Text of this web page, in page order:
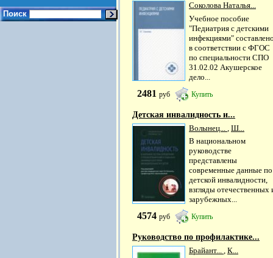
Поиск
Соколова Наталья...
Учебное пособие
"Педиатрия с детскими
инфекциями"
в соответствии с ФГОС
по специальности СПО
31.02.02 Акушерское
дело...
2481 руб Купить
Детская инвалидность и...
Волынец...
Ш...
В национальном
руководстве
представлены
современные данные по
детской инвалидности,
взгляды отечественных
зарубежных...
4574 руб Купить
Руководство по профилактике...
Брайант... , К...